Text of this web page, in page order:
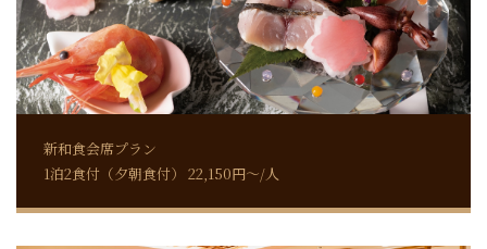
新和食会席プラン
1泊2食付（夕朝食付） 22,150円～/人